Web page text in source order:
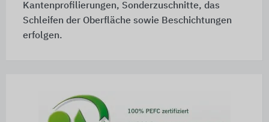
Kantenprofilierungen, Sonderzuschnitte, das
Schleifen der Oberfläche sowie Beschichtungen
erfolgen.